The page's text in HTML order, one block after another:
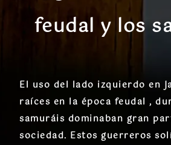
feudal y los
El uso del lado izquierdo en
raíces en la época feudal ,
samuráis dominaban gran
sociedad. Estos guerreros